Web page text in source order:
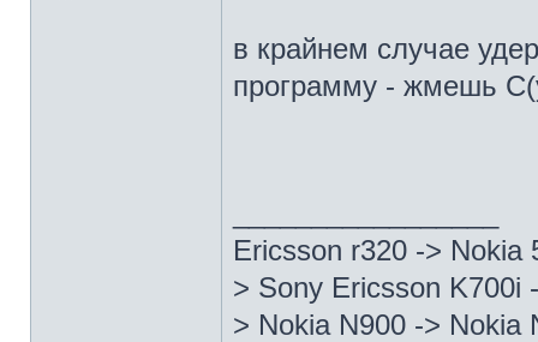
в крайнем случае
программу - жмешь
Ericsson r320 -> Nokia
> Sony Ericsson K700i
> Nokia N900 -> Nokia